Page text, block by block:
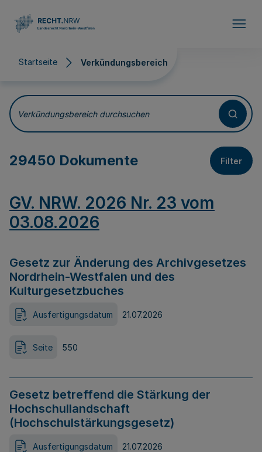
Startseite Verkündungsbereich
Verkündungsbereich
Verkündungsbereich durchsuchen
29450 Dokumente Filter
GV. NRW. 2026 Nr. 23 vom
03.08.2026
Gesetz zur Änderung des Archivgesetzes
Nordrhein-Westfalen und des
Kulturgesetzbuches
Ausfertigungsdatum 21.07.2026
Seite 550
Gesetz betreffend die Stärkung der
Hochschullandschaft
(Hochschulstärkungsgesetz)
Ausfertigungsdatum 21.07.2026